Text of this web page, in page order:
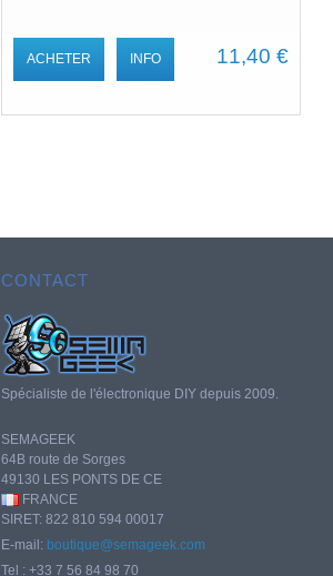
11,40 €
ACHETER INFO
CONTACT
Spécialiste de l'électronique DIY depuis 2009.
SEMAGEEK
64B route de Sorges
49130 LES PONTS DE CE
FRANCE
SIRET: 822 810 594 00017
E-mail: boutique@semageek.com
Tel : +33 7 56 84 98 70